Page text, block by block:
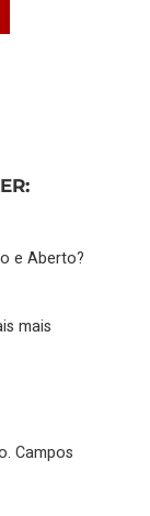
e Aberto?
mais
Campos